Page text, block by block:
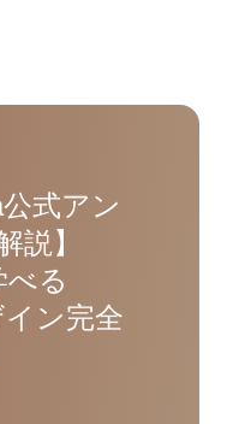
公式アン
説】
る
ン完全